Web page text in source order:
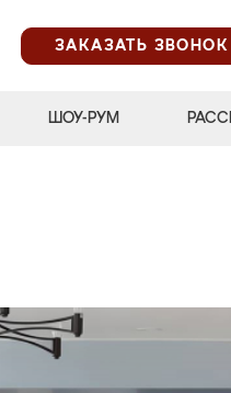
ЗАКАЗАТЬ ЗВОНОК
ШОУ-РУМ